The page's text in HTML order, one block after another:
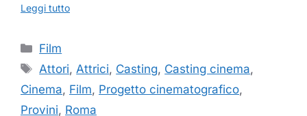
Leggi tutto
Categorie
Film
Tag
Attori, Attrici, Casting, Casting cinema,
Cinema, Film, Progetto cinematografico,
Provini, Roma